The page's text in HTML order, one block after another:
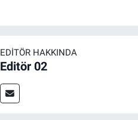
EDITÖR HAKKINDA
Editör 02